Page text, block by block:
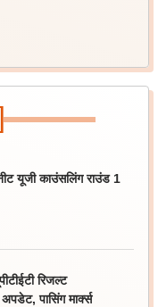
यूजी काउंसलिंग राउंड 1
रिजल्ट
पासिंग मार्क्स